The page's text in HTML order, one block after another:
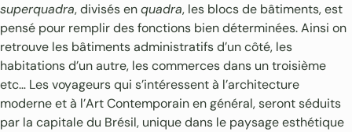
superquadra, divisés enquadra, les blocs de bâtiments, est
pensé pour remplir des fonctions bien déterminées. Ainsi on
retrouve les bâtiments administratifs d’un côté, les
habitations d’un autre, les commerces dans un troisième
etc… Les voyageurs qui s’intéressent à l’architecture
moderne et à l’Art Contemporain en général, seront séduits
par la capitale du Brésil, unique dans le paysage esthétique